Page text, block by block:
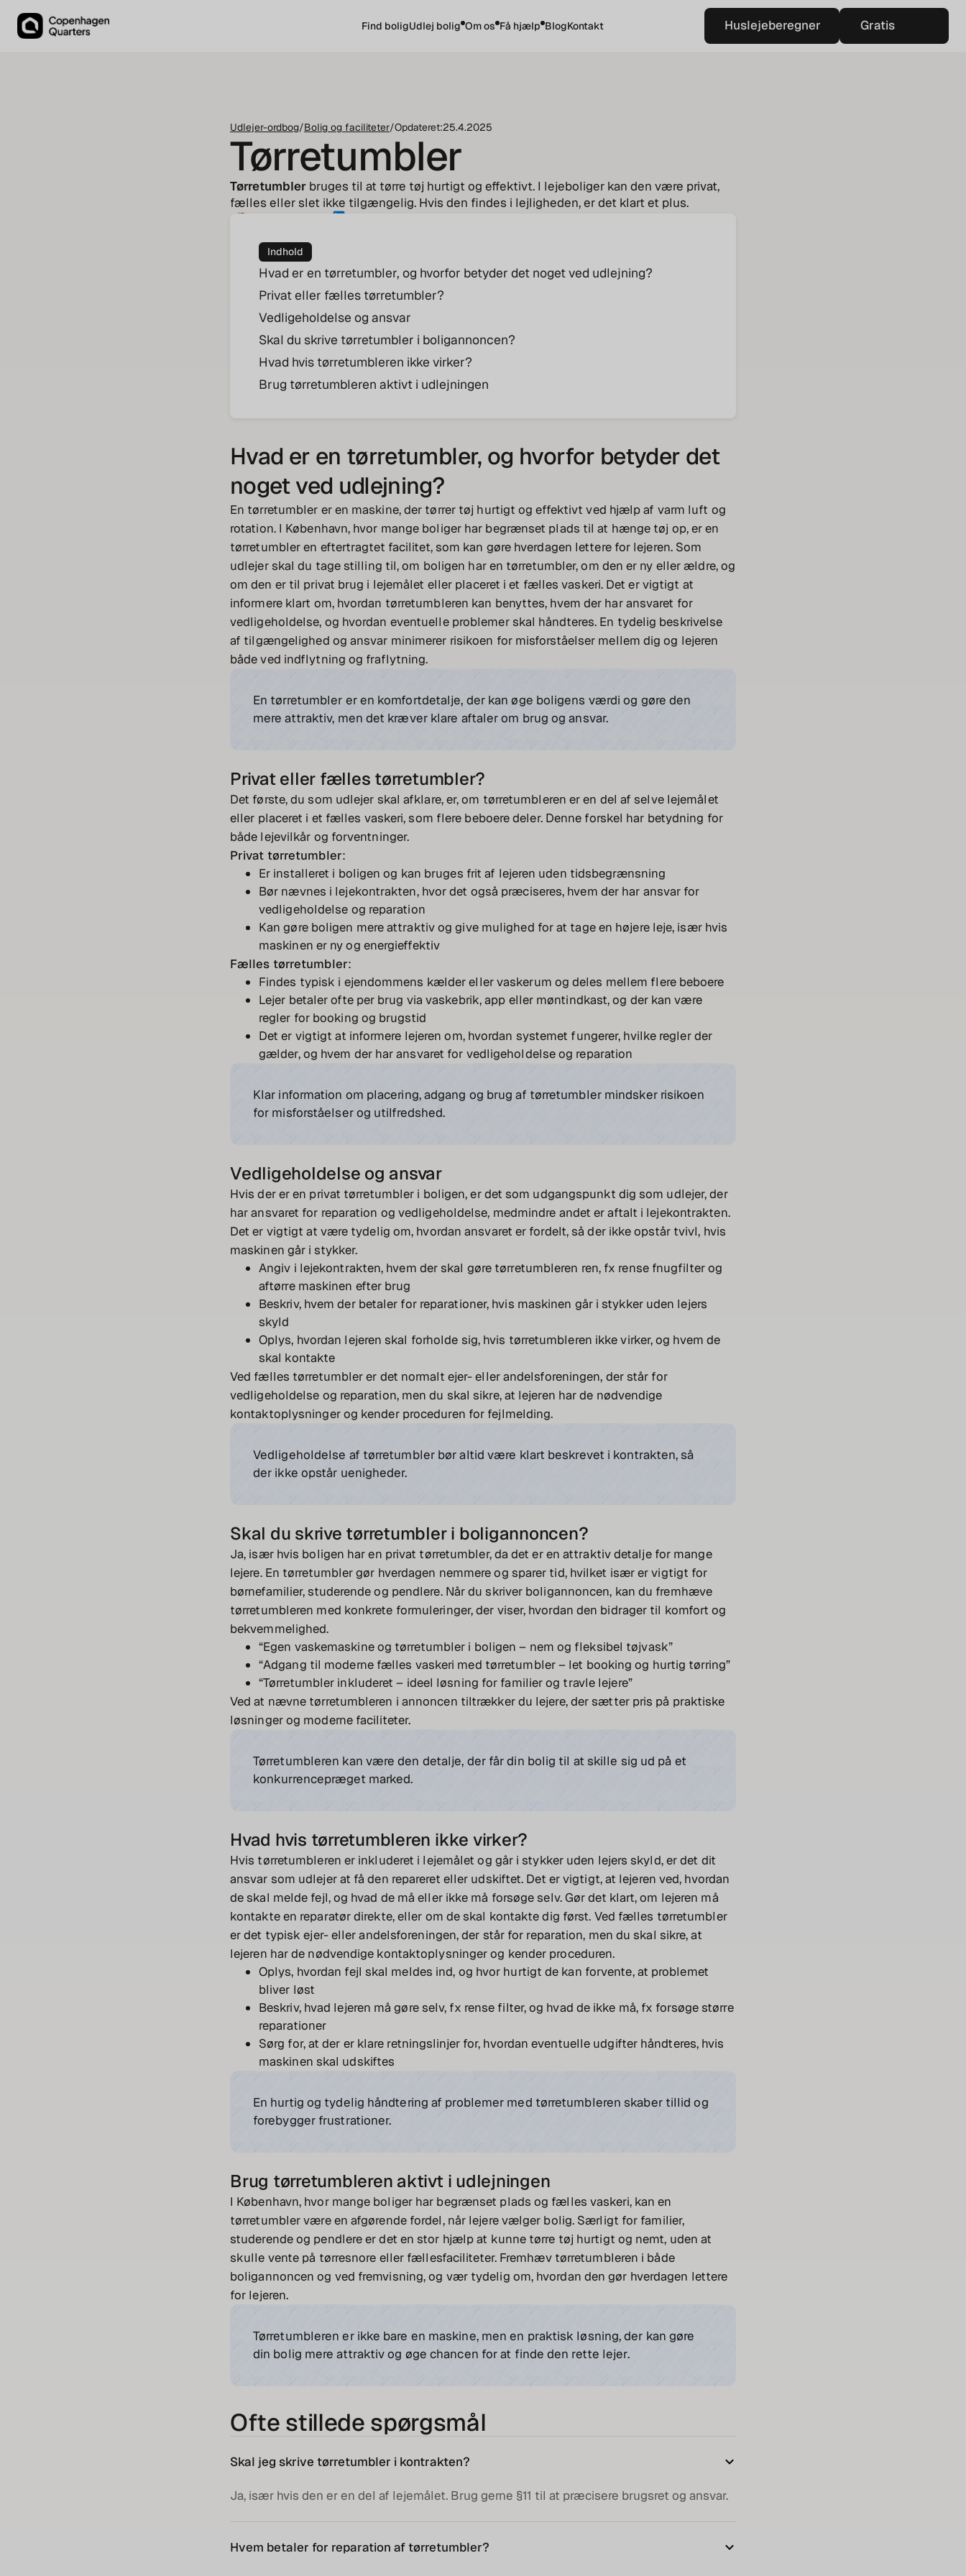
Find boligUdlej bolig Om os Få hjælp BlogKontakt
Huslejeberegner
Huslejeberegner
Gratis
vurdering
Udlejer-ordbog/Bolig og faciliteter/Opdateret:25.4.2025
Tørretumbler
Tørretumbler bruges til at tørre tøj hurtigt og effektivt. I lejeboliger kan den være privat,
fælles eller slet ikke tilgængelig. Hvis den findes i lejligheden, er det klart et plus.
Tenna Pindstrup
Indhold
Hvad er en tørretumbler, og hvorfor betyder det noget ved udlejning?
Privat eller fælles tørretumbler?
Vedligeholdelse og ansvar
Skal du skrive tørretumbler i boligannoncen?
Hvad hvis tørretumbleren ikke virker?
Brug tørretumbleren aktivt i udlejningen
Hvad er en tørretumbler, og hvorfor betyder det
noget ved udlejning?
En tørretumbler er en maskine, der tørrer tøj hurtigt og effektivt ved hjælp af varm luft og
rotation. I København, hvor mange boliger har begrænset plads til at hænge tøj op, er en
tørretumbler en eftertragtet facilitet, som kan gøre hverdagen lettere for lejeren. Som
udlejer skal du tage stilling til, om boligen har en tørretumbler, om den er ny eller ældre, og
om den er til privat brug i lejemålet eller placeret i et fælles vaskeri. Det er vigtigt at
informere klart om, hvordan tørretumbleren kan benyttes, hvem der har ansvaret for
vedligeholdelse, og hvordan eventuelle problemer skal håndteres. En tydelig beskrivelse
af tilgængelighed og ansvar minimerer risikoen for misforståelser mellem dig og lejeren
både ved indflytning og fraflytning.
En tørretumbler er en komfortdetalje, der kan øge boligens værdi og gøre den
mere attraktiv, men det kræver klare aftaler om brug og ansvar.
Privat eller fælles tørretumbler?
Det første, du som udlejer skal afklare, er, om tørretumbleren er en del af selve lejemålet
eller placeret i et fælles vaskeri, som flere beboere deler. Denne forskel har betydning for
både lejevilkår og forventninger.
Privat tørretumbler:
Er installeret i boligen og kan bruges frit af lejeren uden tidsbegrænsning
Bør nævnes i lejekontrakten, hvor det også præciseres, hvem der har ansvar for
vedligeholdelse og reparation
Kan gøre boligen mere attraktiv og give mulighed for at tage en højere leje, især hvis
maskinen er ny og energieffektiv
Fælles tørretumbler:
Findes typisk i ejendommens kælder eller vaskerum og deles mellem flere beboere
Lejer betaler ofte per brug via vaskebrik, app eller møntindkast, og der kan være
regler for booking og brugstid
Det er vigtigt at informere lejeren om, hvordan systemet fungerer, hvilke regler der
gælder, og hvem der har ansvaret for vedligeholdelse og reparation
Klar information om placering, adgang og brug af tørretumbler mindsker risikoen
for misforståelser og utilfredshed.
Vedligeholdelse og ansvar
Hvis der er en privat tørretumbler i boligen, er det som udgangspunkt dig som udlejer, der
har ansvaret for reparation og vedligeholdelse, medmindre andet er aftalt i lejekontrakten.
Det er vigtigt at være tydelig om, hvordan ansvaret er fordelt, så der ikke opstår tvivl, hvis
maskinen går i stykker.
Angiv i lejekontrakten, hvem der skal gøre tørretumbleren ren, fx rense fnugfilter og
aftørre maskinen efter brug
Beskriv, hvem der betaler for reparationer, hvis maskinen går i stykker uden lejers
skyld
Oplys, hvordan lejeren skal forholde sig, hvis tørretumbleren ikke virker, og hvem de
skal kontakte
Ved fælles tørretumbler er det normalt ejer- eller andelsforeningen, der står for
vedligeholdelse og reparation, men du skal sikre, at lejeren har de nødvendige
kontaktoplysninger og kender proceduren for fejlmelding.
Vedligeholdelse af tørretumbler bør altid være klart beskrevet i kontrakten, så
der ikke opstår uenigheder.
Skal du skrive tørretumbler i boligannoncen?
Ja, især hvis boligen har en privat tørretumbler, da det er en attraktiv detalje for mange
lejere. En tørretumbler gør hverdagen nemmere og sparer tid, hvilket især er vigtigt for
børnefamilier, studerende og pendlere. Når du skriver boligannoncen, kan du fremhæve
tørretumbleren med konkrete formuleringer, der viser, hvordan den bidrager til komfort og
bekvemmelighed.
“Egen vaskemaskine og tørretumbler i boligen – nem og fleksibel tøjvask”
“Adgang til moderne fælles vaskeri med tørretumbler – let booking og hurtig tørring”
“Tørretumbler inkluderet – ideel løsning for familier og travle lejere”
Ved at nævne tørretumbleren i annoncen tiltrækker du lejere, der sætter pris på praktiske
løsninger og moderne faciliteter.
Tørretumbleren kan være den detalje, der får din bolig til at skille sig ud på et
konkurrencepræget marked.
Hvad hvis tørretumbleren ikke virker?
Hvis tørretumbleren er inkluderet i lejemålet og går i stykker uden lejers skyld, er det dit
ansvar som udlejer at få den repareret eller udskiftet. Det er vigtigt, at lejeren ved, hvordan
de skal melde fejl, og hvad de må eller ikke må forsøge selv. Gør det klart, om lejeren må
kontakte en reparatør direkte, eller om de skal kontakte dig først. Ved fælles tørretumbler
er det typisk ejer- eller andelsforeningen, der står for reparation, men du skal sikre, at
lejeren har de nødvendige kontaktoplysninger og kender proceduren.
Oplys, hvordan fejl skal meldes ind, og hvor hurtigt de kan forvente, at problemet
bliver løst
Beskriv, hvad lejeren må gøre selv, fx rense filter, og hvad de ikke må, fx forsøge større
reparationer
Sørg for, at der er klare retningslinjer for, hvordan eventuelle udgifter håndteres, hvis
maskinen skal udskiftes
En hurtig og tydelig håndtering af problemer med tørretumbleren skaber tillid og
forebygger frustrationer.
Brug tørretumbleren aktivt i udlejningen
I København, hvor mange boliger har begrænset plads og fælles vaskeri, kan en
tørretumbler være en afgørende fordel, når lejere vælger bolig. Særligt for familier,
studerende og pendlere er det en stor hjælp at kunne tørre tøj hurtigt og nemt, uden at
skulle vente på tørresnore eller fællesfaciliteter. Fremhæv tørretumbleren i både
boligannoncen og ved fremvisning, og vær tydelig om, hvordan den gør hverdagen lettere
for lejeren.
Tørretumbleren er ikke bare en maskine, men en praktisk løsning, der kan gøre
din bolig mere attraktiv og øge chancen for at finde den rette lejer.
Ofte stillede spørgsmål
Skal jeg skrive tørretumbler i kontrakten?
Ja, især hvis den er en del af lejemålet. Brug gerne §11 til at præcisere brugsret og ansvar.
Hvem betaler for reparation af tørretumbler?